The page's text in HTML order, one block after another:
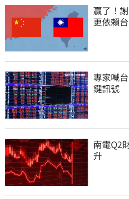
贏了！
更依賴
專家喊
鍵訊號
南電Q2
升